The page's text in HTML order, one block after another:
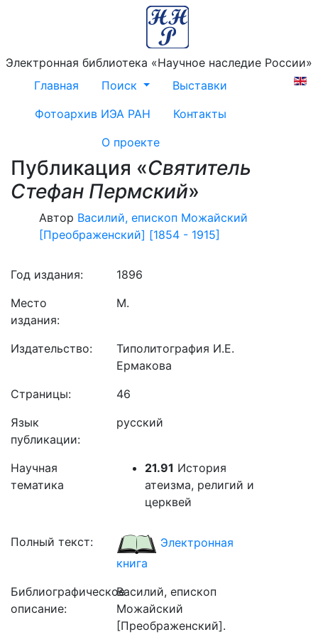
Электронная библиотека «Научное наследие России»
Главная
Поиск
Выставки
Фотоархив ИЭА РАН
Контакты
О проекте
Публикация «Святитель
Стефан Пермский»
Автор Василий, епископ Можайский
[Преображенский] [1854 - 1915]
Год издания:
1896
Место
издания:
М.
Издательство:
Типолитография И.Е.
Ермакова
Страницы:
46
Язык
публикации:
русский
Научная
тематика
21.91 История
атеизма, религий и
церквей
Полный текст:
Электронная
книга
Библиографическое
описание:
Василий, епископ
Можайский
[Преображенский].